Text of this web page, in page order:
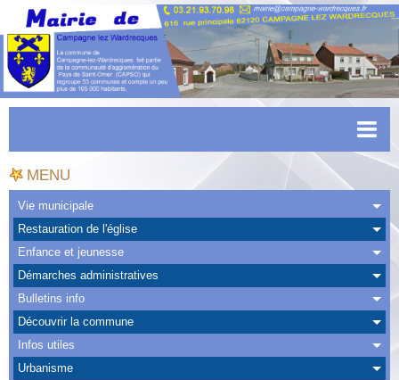
Accueil
Actualités
Facebook
CAPSO
Urbanisme
Transports
Agenda
MENU
Vie municipale
Restauration de l'église
Enfance et jeunesse
Démarches administratives
Bulletins info
Découvrir la commune
Infos utiles
Urbanisme